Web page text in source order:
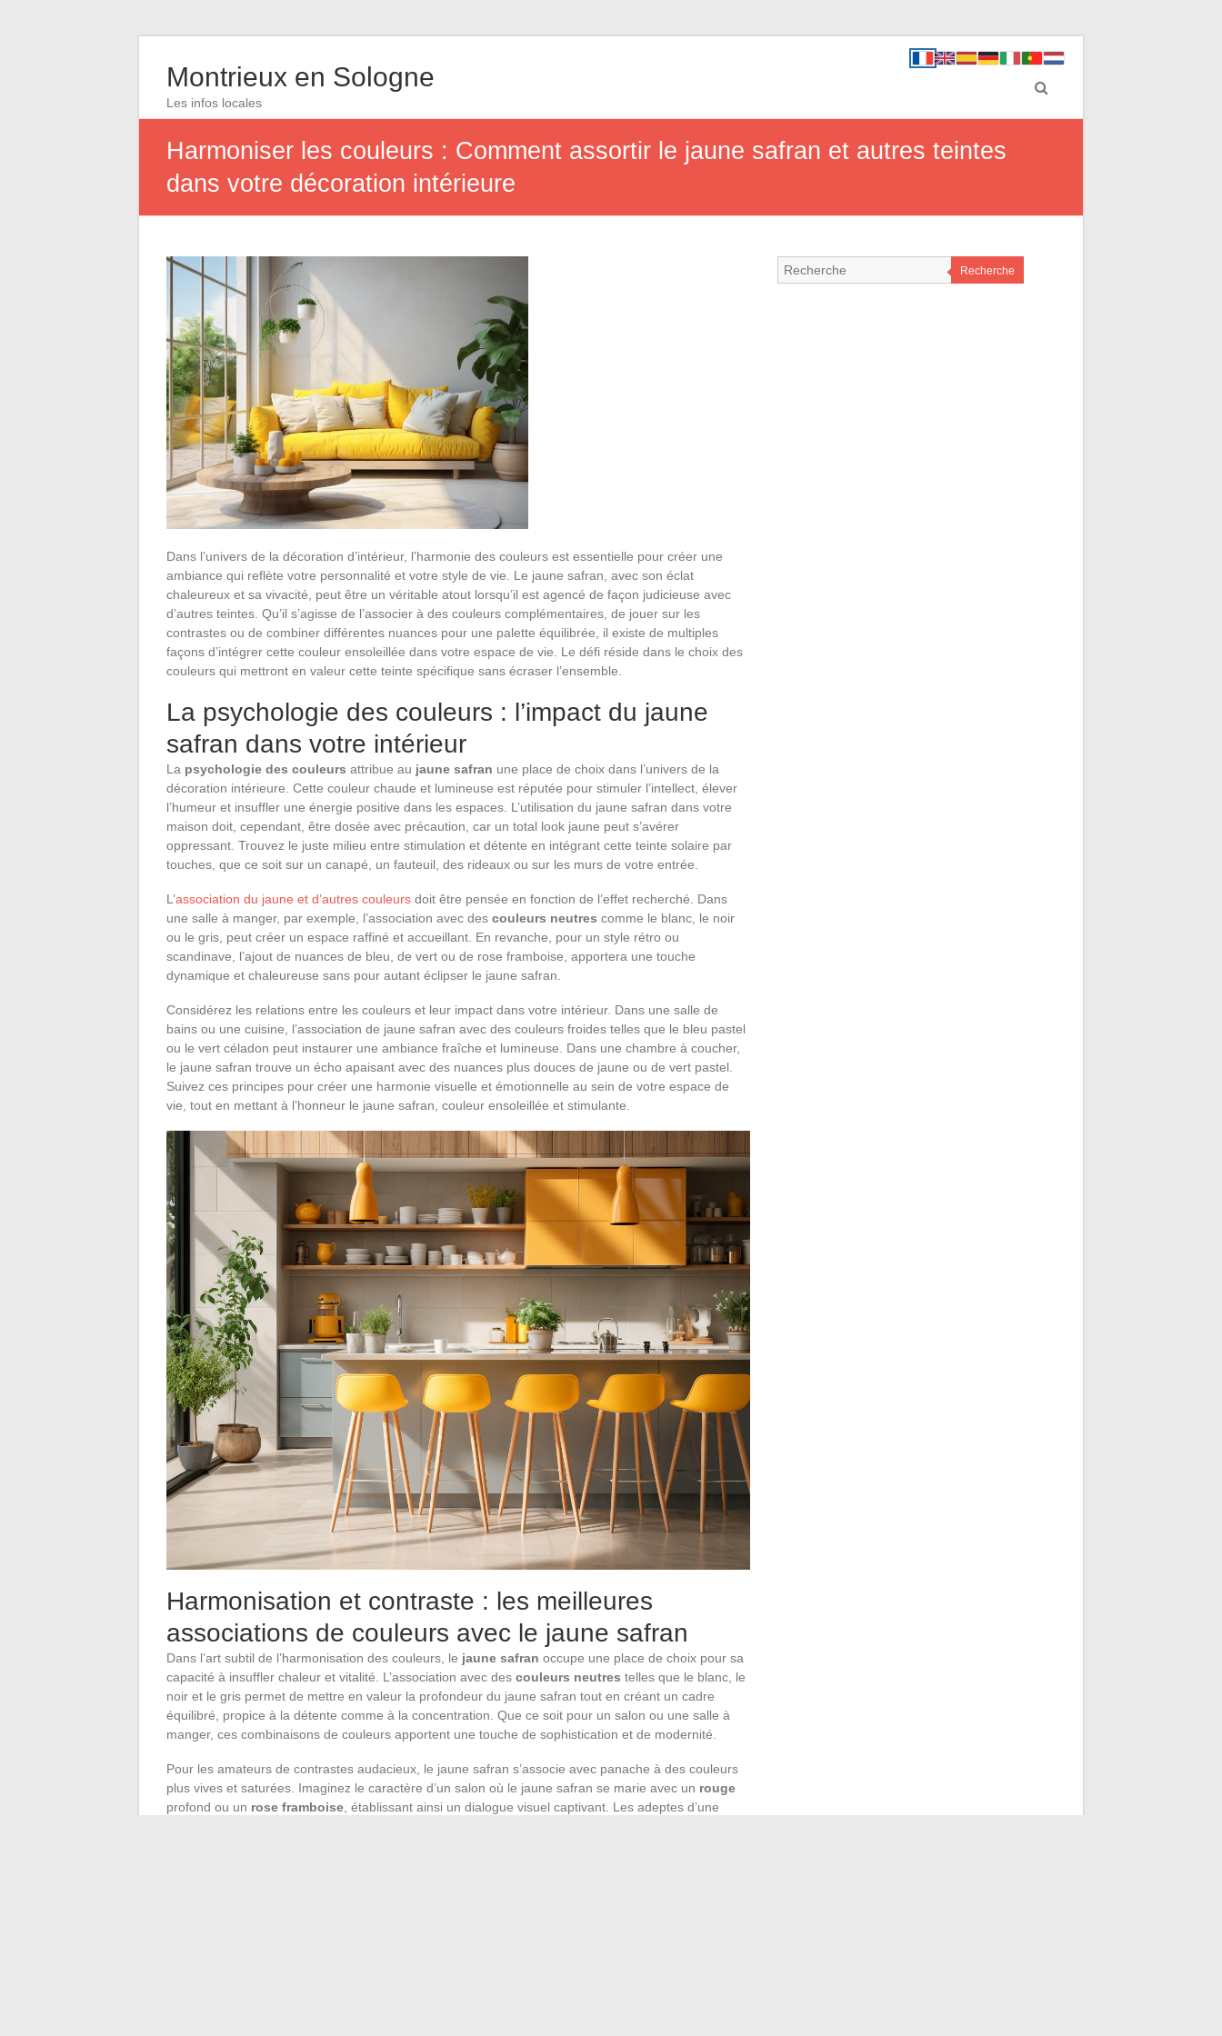
Montrieux en Sologne
Les infos locales
Harmoniser les couleurs : Comment assortir le jaune safran et autres teintes
dans votre décoration intérieure
Dans l’univers de la décoration d’intérieur, l’harmonie des couleurs est essentielle pour créer une
ambiance qui reflète votre personnalité et votre style de vie. Le jaune safran, avec son éclat
chaleureux et sa vivacité, peut être un véritable atout lorsqu’il est agencé de façon judicieuse avec
d’autres teintes. Qu’il s’agisse de l’associer à des couleurs complémentaires, de jouer sur les
contrastes ou de combiner différentes nuances pour une palette équilibrée, il existe de multiples
façons d’intégrer cette couleur ensoleillée dans votre espace de vie. Le défi réside dans le choix des
couleurs qui mettront en valeur cette teinte spécifique sans écraser l’ensemble.
La psychologie des couleurs : l’impact du jaune
safran dans votre intérieur
La psychologie des couleurs attribue au jaune safran une place de choix dans l’univers de la
décoration intérieure. Cette couleur chaude et lumineuse est réputée pour stimuler l’intellect, élever
l’humeur et insuffler une énergie positive dans les espaces. L’utilisation du jaune safran dans votre
maison doit, cependant, être dosée avec précaution, car un total look jaune peut s’avérer
oppressant. Trouvez le juste milieu entre stimulation et détente en intégrant cette teinte solaire par
touches, que ce soit sur un canapé, un fauteuil, des rideaux ou sur les murs de votre entrée.
L’association du jaune et d’autres couleurs doit être pensée en fonction de l’effet recherché. Dans
une salle à manger, par exemple, l’association avec des couleurs neutres comme le blanc, le noir
ou le gris, peut créer un espace raffiné et accueillant. En revanche, pour un style rétro ou
scandinave, l’ajout de nuances de bleu, de vert ou de rose framboise, apportera une touche
dynamique et chaleureuse sans pour autant éclipser le jaune safran.
Considérez les relations entre les couleurs et leur impact dans votre intérieur. Dans une salle de
bains ou une cuisine, l’association de jaune safran avec des couleurs froides telles que le bleu pastel
ou le vert céladon peut instaurer une ambiance fraîche et lumineuse. Dans une chambre à coucher,
le jaune safran trouve un écho apaisant avec des nuances plus douces de jaune ou de vert pastel.
Suivez ces principes pour créer une harmonie visuelle et émotionnelle au sein de votre espace de
vie, tout en mettant à l’honneur le jaune safran, couleur ensoleillée et stimulante.
Harmonisation et contraste : les meilleures
associations de couleurs avec le jaune safran
Dans l’art subtil de l’harmonisation des couleurs, le jaune safran occupe une place de choix pour sa
capacité à insuffler chaleur et vitalité. L’association avec des couleurs neutres telles que le blanc, le
noir et le gris permet de mettre en valeur la profondeur du jaune safran tout en créant un cadre
équilibré, propice à la détente comme à la concentration. Que ce soit pour un salon ou une salle à
manger, ces combinaisons de couleurs apportent une touche de sophistication et de modernité.
Pour les amateurs de contrastes audacieux, le jaune safran s’associe avec panache à des couleurs
plus vives et saturées. Imaginez le caractère d’un salon où le jaune safran se marie avec un rouge
profond ou un rose framboise , établissant ainsi un dialogue visuel captivant. Les adeptes d’une
Recherche